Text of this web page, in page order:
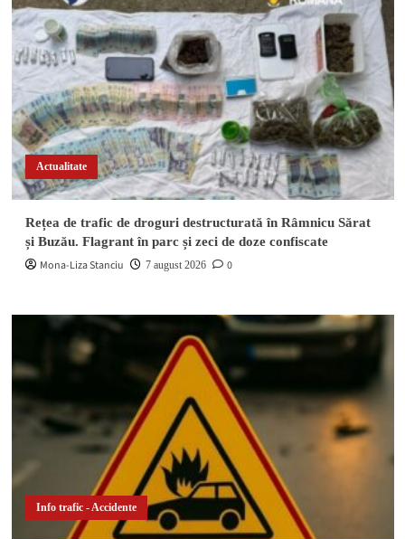
Actualitate
Rețea de trafic de droguri destructurată în Râmnicu Sărat
și Buzău. Flagrant în parc și zeci de doze confiscate
Mona-Liza Stanciu 7 august 2026 0
Info trafic - Accidente